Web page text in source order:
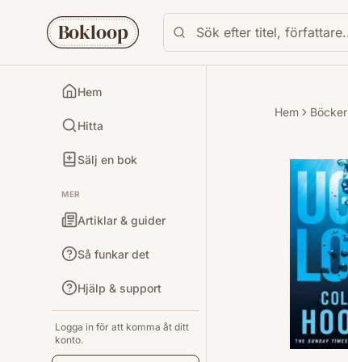
Bokloop
Hem
Hitta
Sälj en bok
MER
Artiklar & guider
Så funkar det
Hjälp & support
Logga in för att komma åt ditt
konto.
Hem Böcker